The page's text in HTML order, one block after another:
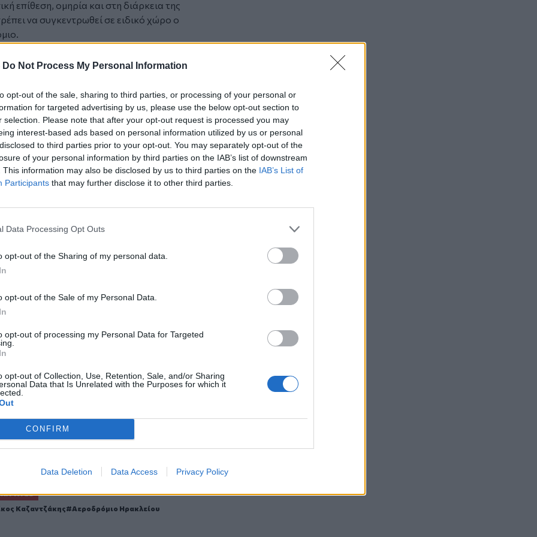
Do Not Process My Personal Information
opt-out of the sale, sharing to third parties, or processing of your personal or
for targeted advertising by us, please use the below opt-out section to
selection. Please note that after your opt-out request is processed you may
interest-based ads based on personal information utilized by us or personal
to third parties prior to your opt-out. You may separately opt-out of the
of your personal information by third parties on the IAB’s list of downstream
This information may also be disclosed by us to third parties on the IAB’s List of
Participants that may further disclose it to other third parties.
Data Processing Opt Outs
opt-out of the Sharing of my personal data.
opt-out of the Sale of my Personal Data.
opt-out of processing my Personal Data for Targeted
opt-out of Collection, Use, Retention, Sale, and/or Sharing
Data that Is Unrelated with the Purposes for which it
CONFIRM
Data Deletion Data Access Privacy Policy
επίθεση, ομηρία και στη διάρκεια της
να συγκεντρωθεί σε ειδικό χώρο ο
η αποτελεσματικότητα, ο
ρεαλιστικές συνθήκες. Κύριος
και τα αντανακλαστικά των
η ΕΛ.ΑΣ, η Υπηρεσία Πολιτικής
σημαντική και τα συμπεράσματα
σημασίας για το επίπεδο της
κρίσιμων καταστάσεων όλων των
την
μητέρα και σύντροφός της
στο Ρέθυμνο
Google Newsκαι στοFacebook
μας στο
TAGS
Καζαντζάκης Αεροδρόμιο Ηρακλείου
Υπόθεση Marfin: Έφθασε στην Ελλάδα
η 46χρονη κατηγορούμενη για
εμπρησμό